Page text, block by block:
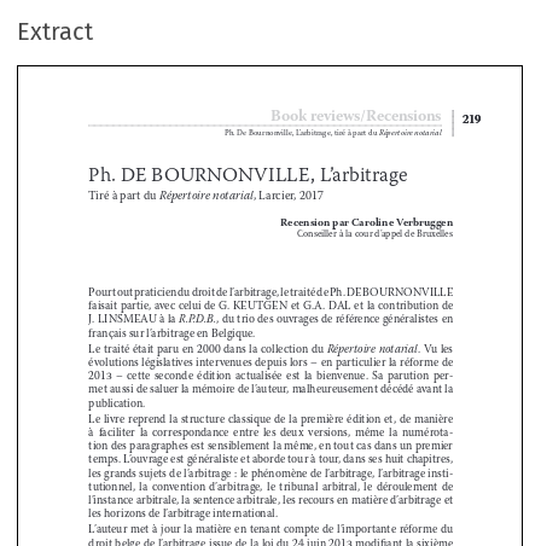
Extract

 


  


 

 







Ph. DE BOURNONVILLE, L’arbitrage
Recension par Caroline Verbruggen
Conseiller à la cour d’appel de Bruxelles
faisait partie, avec celui de G. KEUTGEN et G.A. DAL et la contribution de
J. LINSMEAU à la R.P.D.B., du trio des ouvrages de référence généralistes en
français sur l’arbitrage en Belgique.
Le traité était paru en 2000 dans la collection du
évolutions législatives intervenues depuis lors – en particulier la réforme de
2013  –  cette  seconde  édition  actualisée  est  la  bienvenue.  Sa  parution  per
met aussi de saluer la mémoire de l’auteur, malheureusement décédé avant la
cation.
Le livre reprend la structure classique de la première édition et, de manière
à  faciliter  la  correspondance  entre  les  deux  versions,  même  la  numérota
tion des paragraphes est sensiblement la même, en tout cas dans un premier
temps. L’ouvrage est généraliste et aborde tour à tour, dans ses huit chapitres,
les grands sujets de l’arbitrage : le phénomène de l’arbitrage, l’arbitrage insti
tutionnel,  la  convention  d’arbitrage,  le  tribunal  arbitral,  le  déroulement  de
l’instance arbitrale, la sentence arbitrale, les recours en matière d’arbitrage et
les horizons de l’arbitrage international.